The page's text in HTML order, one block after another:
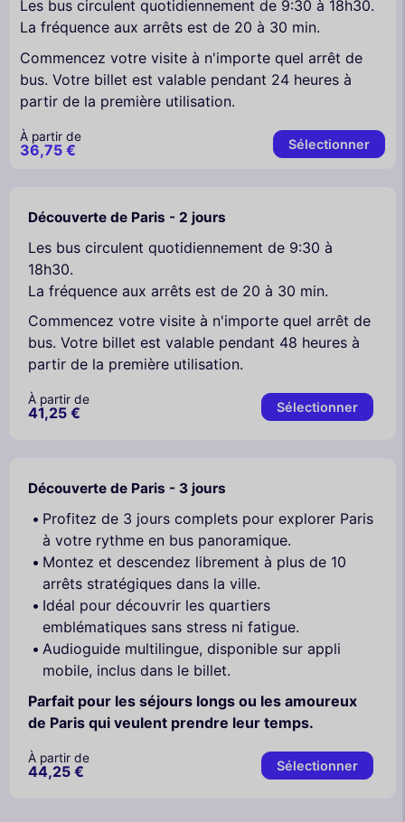
Les bus circulent quotidiennement de 9:30 à 18h30.
La fréquence aux arrêts est de 20 à 30 min.
Commencez votre visite à n'importe quel arrêt de
bus. Votre billet est valable pendant 24 heures à
partir de la première utilisation.
À partir de
36,75 € Sélectionner
Découverte de Paris - 2 jours
Les bus circulent quotidiennement de 9:30 à
18h30.
La fréquence aux arrêts est de 20 à 30 min.
Commencez votre visite à n'importe quel arrêt de
bus. Votre billet est valable pendant 48 heures à
partir de la première utilisation.
À partir de
41,25 € Sélectionner
Découverte de Paris - 3 jours
Profitez de 3 jours complets pour explorer Paris
à votre rythme en bus panoramique.
Montez et descendez librement à plus de 10
arrêts stratégiques dans la ville.
Idéal pour découvrir les quartiers
emblématiques sans stress ni fatigue.
Audioguide multilingue, disponible sur appli
mobile, inclus dans le billet.
Parfait pour les séjours longs ou les amoureux
de Paris qui veulent prendre leur temps.
À partir de
44,25 € Sélectionner